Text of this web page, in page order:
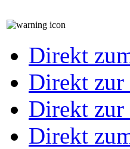
Direkt
Direkt zur
Direkt zur
Direkt